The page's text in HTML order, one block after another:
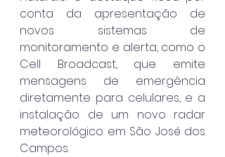
conta da apresentação de
novos sistemas de
monitoramento e alerta, como o
Cell Broadcast, que emite
mensagens de emergência
diretamente para celulares, e a
instalação de um novo radar
meteorológico em São José dos
Campos.